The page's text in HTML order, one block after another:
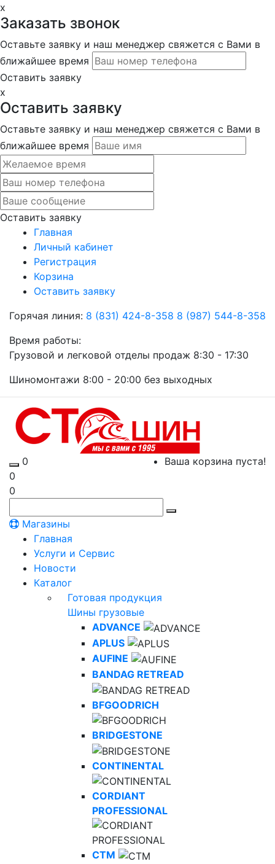
x
Заказать звонок
Оставьте заявку и наш менеджер свяжется с Вами в
ближайшее время
Оставить заявку
x
Оставить заявку
Оставьте заявку и наш менеджер свяжется с Вами в
ближайшее время
Оставить заявку
Главная
Личный кабинет
Регистрация
Корзина
Оставить заявку
Горячая линия: 8 (831) 424-8-358 8 (987) 544-8-358
Время работы:
Грузовой и легковой отделы продаж 8:30 - 17:30
Шиномонтажи 8:00 - 20:00 без выходных
0
Ваша корзина пуста!
0
0
Магазины
Главная
Услуги и Сервис
Новости
Каталог
Готовая продукция
Шины грузовые
ADVANCE
APLUS
AUFINE
BANDAG RETREAD
BFGOODRICH
BRIDGESTONE
CONTINENTAL
CORDIANT
PROFESSIONAL
CTM